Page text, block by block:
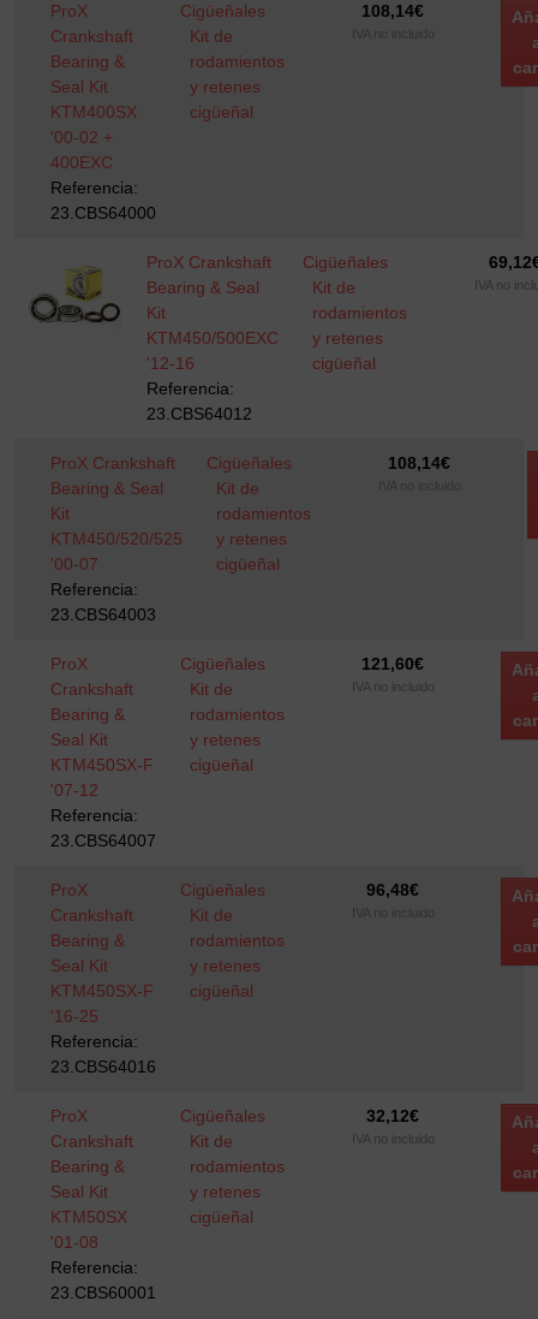
ProX
Crankshaft
Bearing &
Seal Kit
KTM400SX
'00-02 +
400EXC
Referencia:
23.CBS64000
Cigüeñales
Kit de
rodamientos
y retenes
cigüeñal
108,14€
IVA no incluido
ProX Crankshaft
Bearing & Seal
Kit
KTM450/500EXC
'12-16
Referencia:
23.CBS64012
Cigüeñales
Kit de
rodamientos
y retenes
cigüeñal
69,12
IVA no
ProX Crankshaft
Bearing & Seal
Kit
KTM450/520/525
'00-07
Referencia:
23.CBS64003
Cigüeñales
Kit de
rodamientos
y retenes
cigüeñal
108,14€
IVA no incluido
ProX
Crankshaft
Bearing &
Seal Kit
KTM450SX-F
'07-12
Referencia:
23.CBS64007
Cigüeñales
Kit de
rodamientos
y retenes
cigüeñal
121,60€
IVA no incluido
ProX
Crankshaft
Bearing &
Seal Kit
KTM450SX-F
'16-25
Referencia:
23.CBS64016
Cigüeñales
Kit de
rodamientos
y retenes
cigüeñal
96,48€
IVA no incluido
ProX
Crankshaft
Bearing &
Seal Kit
KTM50SX
'01-08
Referencia:
23.CBS60001
Cigüeñales
Kit de
rodamientos
y retenes
cigüeñal
32,12€
IVA no incluido